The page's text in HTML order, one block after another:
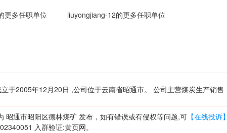
更多任职单位 liuyongjiang-12的更多任职单位
于2005年12月20日 ,公司位于云南省昭通市。 公司主营煤炭生产销售
昭通市昭阳区德林煤矿 发布，如有错误或有侵权等问题,可 【在线投诉】
入群验证:黄页网。